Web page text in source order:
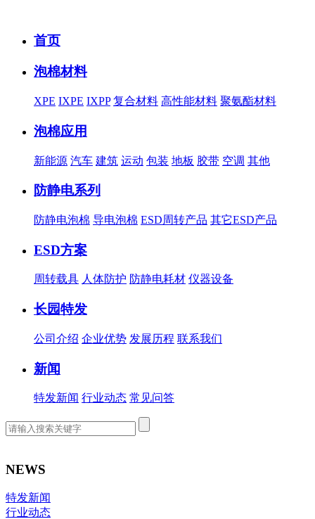
首页
泡棉材料
XPE IXPE IXPP 复合材料 高性能材料 聚氨酯材料
泡棉应用
新能源 汽车 建筑 运动 包装 地板 胶带 空调 其他
防静电系列
防静电泡棉 导电泡棉 ESD周转产品 其它ESD产品
ESD方案
周转载具 人体防护 防静电耗材 仪器设备
长园特发
公司介绍 企业优势 发展历程 联系我们
新闻
特发新闻 行业动态 常见问答
NEWS
特发新闻
行业动态